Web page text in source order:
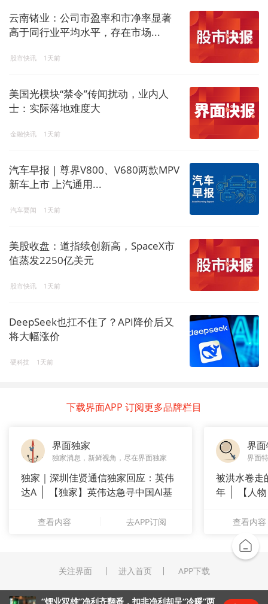
云南锗业：公司市盈率和市净率显著
高于同行业平均水平，存在市场...
股市快讯 1天前
美国光模块“禁令”传闻扰动，业内人
士：实际落地难度大
金融快讯 1天前
汽车早报｜尊界V800、V680两款MPV
新车上市 上汽通用...
汽车要闻 1天前
美股收盘：道指续创新高，SpaceX市
值蒸发2250亿美元
股市快讯 1天前
DeepSeek也扛不住了？API降价后又
将大幅涨价
硬科技 1天前
下载界面APP 订阅更多品牌栏目
界面独家
独家消息，新鲜视角，尽在界面独家
独家｜深圳佳贤通信独家回应：英伟
达A
【独家】英伟达急寻中国AI基
查看内容 去APP订阅
界
界面
被洪水卷走
年
【人
查看内容
关注界面 进入首页 APP下载
“锂业双雄”净利齐翻番，扣非净利却呈“冷暖”两